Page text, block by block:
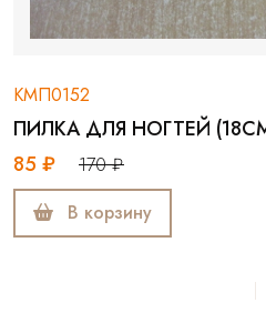
КМП0152
ПИЛКА ДЛЯ НОГТЕЙ
85 ₽
170 ₽
В корзину